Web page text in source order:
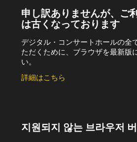
申し訳ありませんが、ご
は古くなっております
デジタル・コンサートホールの全
ただくために、ブラウザを最新版
い。
詳細はこちら
지원되지 않는 브라우저